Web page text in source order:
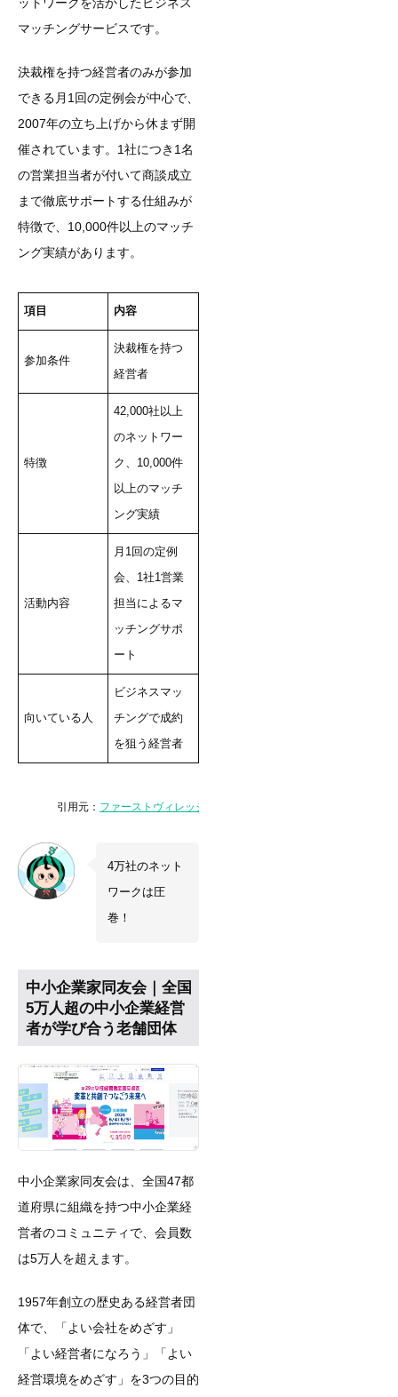
ットワークを活かしたビジネス
マッチングサービスです。
決裁権を持つ経営者のみが参加
できる月1回の定例会が中心で、
2007年の立ち上げから休まず開
催されています。1社につき1名
の営業担当者が付いて商談成立
まで徹底サポートする仕組みが
特徴で、10,000件以上のマッチ
ング実績があります。
項目 内容
参加条件
決裁権を持つ
経営者
特徴
42,000社以上
のネットワー
ク、10,000件
以上のマッチ
ング実績
活動内容
月1回の定例
会、1社1営業
担当によるマ
ッチングサポ
ート
向いている人
ビジネスマッ
チングで成約
を狙う経営者
引用元： ファーストヴィレッジ株式会社「経営者倶楽部」
4万社のネット
ワークは圧
巻！
中小企業家同友会｜全国
5万人超の中小企業経営
者が学び合う老舗団体
中小企業家同友会は、全国47都
道府県に組織を持つ中小企業経
営者のコミュニティで、会員数
は5万人を超えます。
1957年創立の歴史ある経営者団
体で、「よい会社をめざす」
「よい経営者になろう」「よい
経営環境をめざす」を3つの目的